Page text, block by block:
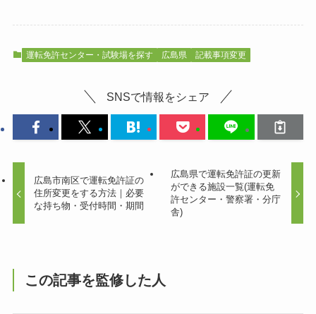
運転免許センター・試験場を探す 広島県 記載事項変更
SNSで情報をシェア
広島市南区で運転免許証の
住所変更をする方法｜必要
な持ち物・受付時間・期間
広島県で運転免許証の更新
ができる施設一覧(運転免
許センター・警察署・分庁
舎)
この記事を監修した人